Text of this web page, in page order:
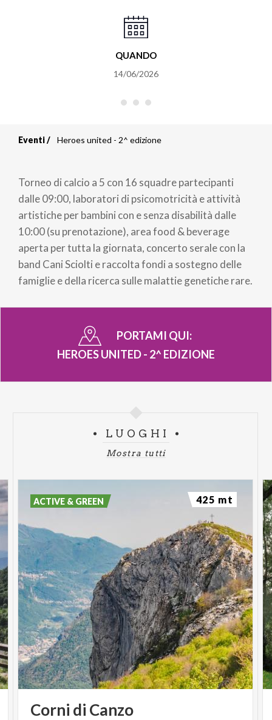
QUANDO
14/06/2026
di
pane
Eventi Heroes united - 2^ edizione
Torneo di calcio a 5 con 16 squadre partecipanti
dalle 09:00, laboratori di psicomotricità e attività
artistiche per bambini con e senza disabilità dalle
10:00 (su prenotazione), area food & beverage
aperta per tutta la giornata, concerto serale con la
band Cani Sciolti e raccolta fondi a sostegno delle
famiglie e della ricerca sulle malattie genetiche rare.
PORTAMI QUI:
HEROES UNITED - 2^ EDIZIONE
LUOGHI
Mostra tutti
Corni di Canzo
ACTIVE & GREEN 425 mt